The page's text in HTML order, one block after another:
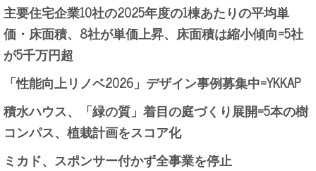
主要住宅企業10社の2025年度の1棟あたりの平均単
価・床面積、8社が単価上昇、床面積は縮小傾向=5社
が5千万円超
「性能向上リノベ2026」デザイン事例募集中=YKKAP
積水ハウス、「緑の質」着目の庭づくり展開=5本の樹
コンパス、植栽計画をスコア化
ミカド、スポンサー付かず全事業を停止